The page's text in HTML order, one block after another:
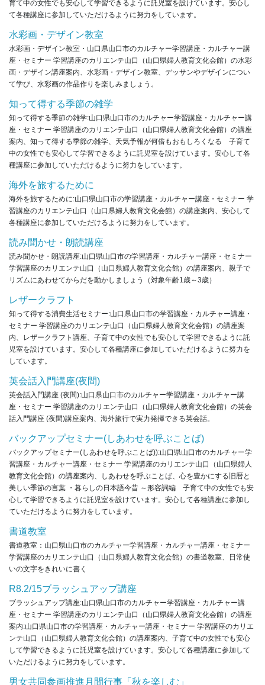
育て中の女性でも安心して学習できるように託児室を設けています。安心し
て各種講座に参加していただけるように努力をしています。
水彩画・デザイン教室
水彩画・デザイン教室・山口県山口市のカルチャー学習講座・カルチャー講
座・セミナー 学習講座のカリエンテ山口（山口県婦人教育文化会館）の水彩
画・デザイン講座案内、水彩画・デザイン教室、デッサンやデザインについ
て学び、水彩画の作品作りを楽しみましょう。
知って得する季節の雑学
知って得する季節の雑学:山口県山口市のカルチャー学習講座・カルチャー講
座・セミナー 学習講座のカリエンテ山口（山口県婦人教育文化会館）の講座
案内、知って得する季節の雑学、天気予報が何倍もおもしろくなる 子育て
中の女性でも安心して学習できるように託児室を設けています。安心して各
種講座に参加していただけるように努力をしています。
海外を旅するために
海外を旅するために:山口県山口市の学習講座・カルチャー講座・セミナー 学
習講座のカリエンテ山口（山口県婦人教育文化会館）の講座案内、安心して
各種講座に参加していただけるように努力をしています。
読み聞かせ・朗読講座
読み聞かせ・朗読講座:山口県山口市の学習講座・カルチャー講座・セミナー
学習講座のカリエンテ山口（山口県婦人教育文化会館）の講座案内、親子で
リズムにあわせてからだを動かしましょう（対象年齢1歳～3歳）
レザークラフト
知って得する消費生活セミナー:山口県山口市の学習講座・カルチャー講座・
セミナー 学習講座のカリエンテ山口（山口県婦人教育文化会館）の講座案
内、レザークラフト講座、子育て中の女性でも安心して学習できるように託
児室を設けています。安心して各種講座に参加していただけるように努力を
しています。
英会話入門講座(夜間)
英会話入門講座 (夜間):山口県山口市のカルチャー学習講座・カルチャー講
座・セミナー 学習講座のカリエンテ山口（山口県婦人教育文化会館）の英会
話入門講座 (夜間)講座案内、海外旅行で実力発揮できる英会話。
バックアップセミナー(しあわせを呼ぶことば)
バックアップセミナー(しあわせを呼ぶことば)):山口県山口市のカルチャー学
習講座・カルチャー講座・セミナー 学習講座のカリエンテ山口（山口県婦人
教育文化会館）の講座案内、しあわせを呼ぶことば、心を豊かにする旧暦と
美しい季節の言葉 ・暮らしの日本語今昔 ～形容詞編 子育て中の女性でも安
心して学習できるように託児室を設けています。安心して各種講座に参加し
ていただけるように努力をしています。
書道教室
書道教室：山口県山口市のカルチャー学習講座・カルチャー講座・セミナー
学習講座のカリエンテ山口（山口県婦人教育文化会館）の書道教室、日常使
いの文字をきれいに書く
R8.2/15ブラッシュアップ講座
ブラッシュアップ講座:山口県山口市のカルチャー学習講座・カルチャー講
座・セミナー 学習講座のカリエンテ山口（山口県婦人教育文化会館）の講座
案内:山口県山口市の学習講座・カルチャー講座・セミナー 学習講座のカリエ
ンテ山口（山口県婦人教育文化会館）の講座案内、子育て中の女性でも安心
して学習できるように託児室を設けています。安心して各種講座に参加して
いただけるように努力をしています。
男女共同参画推進月間行事「秋を楽しむ」